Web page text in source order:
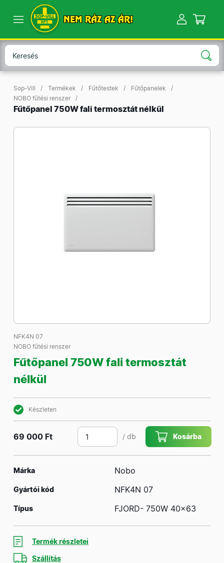
NEM RÁZ AZ ÁR!
Sop-Vill Termékek Fűtőtestek
Fűtőpanelek
NOBO fűtési renszer
Fűtőpanel 750W fali termosztát nélkül
NFK4N 07
NOBO fűtési renszer
Fűtőpanel 750W fali termosztát
nélkül
Készleten
69 000 Ft / db Kosárba
Márka Nobo
Gyártói kód NFK4N 07
Típus FJORD- 750W 40x63
Termék részletei
Szállítás